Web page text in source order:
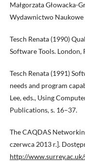
Małgorzata Głowacka-
Wydawnictwo Naukowe
Tesch Renata (1990)
Software Tools. London,
Tesch Renata (1991)
needs and program
Lee, eds., Using
Publications, s. 16–37.
The CAQDAS
czerwca 2013 r.].
http://